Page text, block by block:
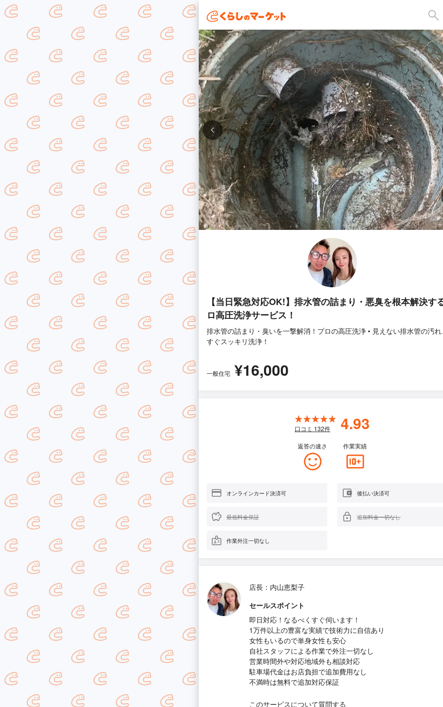
【当日緊急対応OK!】排水管の詰まり・悪臭を根本解決す
ロ高圧洗浄サービス！
排水管の詰まり・臭いを一撃解消！プロの高圧洗浄 • 見えない排水管の汚
すぐスッキリ洗浄！
一般住宅 ¥16,000
口コミ 132件 4.93
返答の速さ 作業実績
オンラインカード決済可 後払い決済可
最低料金保証 追加料金一切なし
作業外注一切なし
店長：内山恵梨子
セールスポイント
即日対応！なるべくすぐ伺います！
1万件以上の豊富な実績で技術力に自信あり
女性もいるので単身女性も安心
自社スタッフによる作業で外注一切なし
営業時間外や対応地域外も相談対応
駐車場代金はお店負担で追加費用なし
不満時は無料で追加対応保証
このサービスについて質問する